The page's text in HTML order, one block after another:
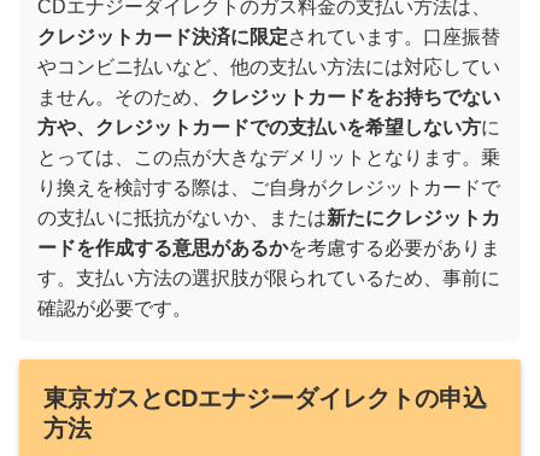
CDエナジーダイレクトのガス料金の支払い方法は、
クレジットカード決済に限定されています。口座振替
やコンビニ払いなど、他の支払い方法には対応してい
ません。そのため、 クレジットカードをお持ちでない
方や、クレジットカードでの支払いを希望しない方に
とっては、この点が大きなデメリットとなります。乗
り換えを検討する際は、ご自身がクレジットカードで
の支払いに抵抗がないか、または新たにクレジットカ
ードを作成する意思があるかを考慮する必要がありま
す。支払い方法の選択肢が限られているため、事前に
確認が必要です。
東京ガスとCDエナジーダイレクトの申込
方法